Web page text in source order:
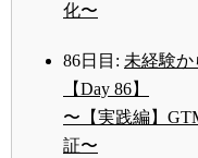
化〜
86日目: 未経験
【Day 86】
〜【実践編】
証〜